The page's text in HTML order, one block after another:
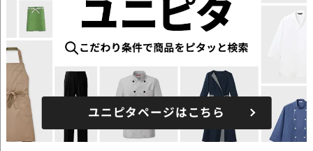
ユニピタページはこちら